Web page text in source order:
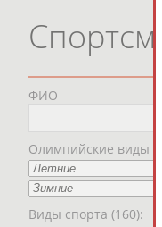
ФИО
Олимпийские виды
Виды спорта (160):